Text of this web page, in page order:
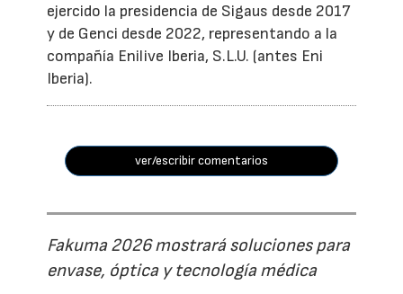
ejercido la presidencia de Sigaus desde 2017
y de Genci desde 2022, representando a la
compañía Enilive Iberia, S.L.U. (antes Eni
Iberia).
ver/escribir comentarios
Fakuma 2026 mostrará soluciones para
envase, óptica y tecnología médica